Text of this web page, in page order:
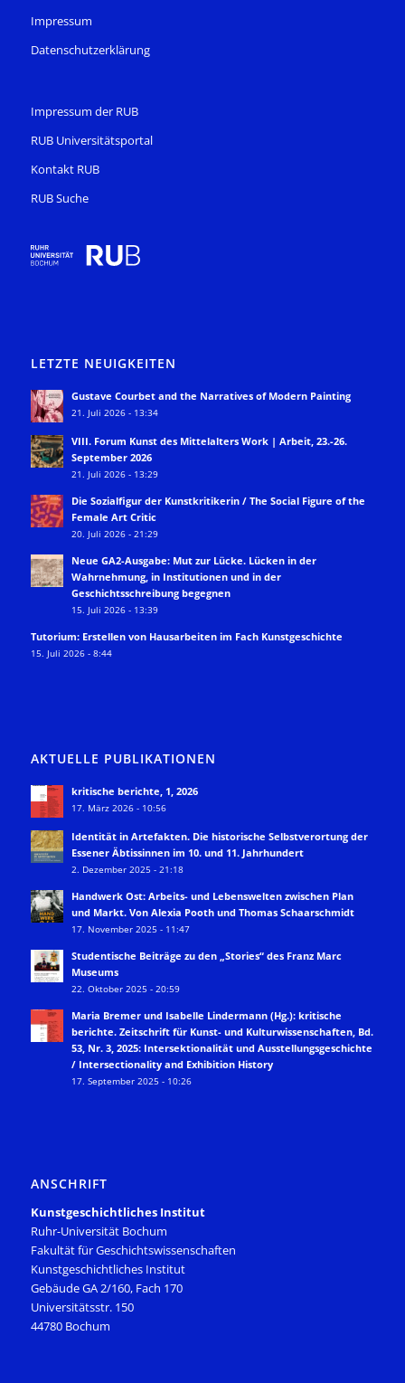
Impressum
Datenschutzerklärung
Impressum der RUB
RUB Universitätsportal
Kontakt RUB
RUB Suche
LETZTE NEUIGKEITEN
Gustave Courbet and the Narratives of Modern Painting
21. Juli 2026 - 13:34
VIII. Forum Kunst des Mittelalters Work | Arbeit, 23.-26.
September 2026
21. Juli 2026 - 13:29
Die Sozialfigur der Kunstkritikerin / The Social Figure of the
Female Art Critic
20. Juli 2026 - 21:29
Neue GA2-Ausgabe: Mut zur Lücke. Lücken in der
Wahrnehmung, in Institutionen und in der
Geschichtsschreibung begegnen
15. Juli 2026 - 13:39
Tutorium: Erstellen von Hausarbeiten im Fach Kunstgeschichte
15. Juli 2026 - 8:44
AKTUELLE PUBLIKATIONEN
kritische berichte, 1, 2026
17. März 2026 - 10:56
Identität in Artefakten. Die historische Selbstverortung der
Essener Äbtissinnen im 10. und 11. Jahrhundert
2. Dezember 2025 - 21:18
Handwerk Ost: Arbeits- und Lebenswelten zwischen Plan
und Markt. Von Alexia Pooth und Thomas Schaarschmidt
17. November 2025 - 11:47
Studentische Beiträge zu den „Stories“ des Franz Marc
Museums
22. Oktober 2025 - 20:59
Maria Bremer und Isabelle Lindermann (Hg.): kritische
berichte. Zeitschrift für Kunst- und Kulturwissenschaften, Bd.
53, Nr. 3, 2025: Intersektionalität und Ausstellungsgeschichte
/ Intersectionality and Exhibition History
17. September 2025 - 10:26
ANSCHRIFT
Kunstgeschichtliches Institut
Ruhr-Universität Bochum
Fakultät für Geschichtswissenschaften
Kunstgeschichtliches Institut
Gebäude GA 2/160, Fach 170
Universitätsstr. 150
44780 Bochum